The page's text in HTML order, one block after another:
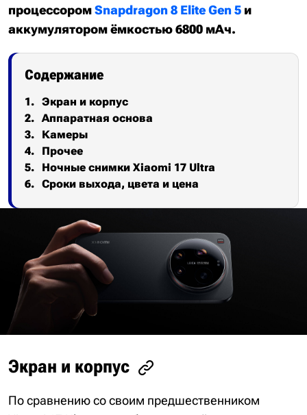
процессоромSnapdragon 8 Elite Gen 5 и
аккумулятором ёмкостью 6800 мАч.
Содержание
Экран и корпус
Аппаратная основа
Камеры
Прочее
Ночные снимки Xiaomi 17 Ultra
Сроки выхода, цвета и цена
Экран и корпус
По сравнению со своим предшественником